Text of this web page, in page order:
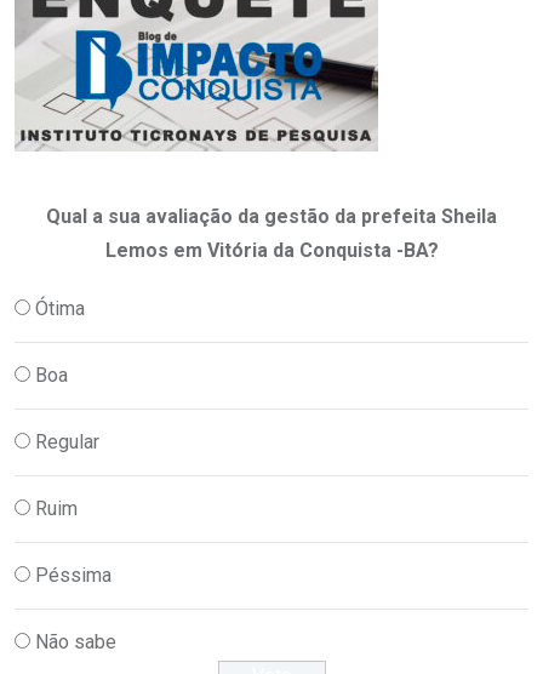
Qual a sua avaliação da gestão da prefeita Sheila
Lemos em Vitória da Conquista -BA?
Ótima
Boa
Regular
Ruim
Péssima
Não sabe